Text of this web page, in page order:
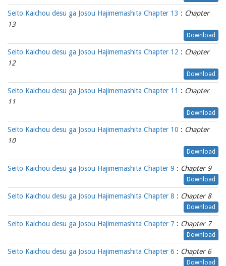
Seito Kaichou desu ga Josou Hajimemashita Chapter 13 : Chapter
13
Download
Seito Kaichou desu ga Josou Hajimemashita Chapter 12 : Chapter
12
Download
Seito Kaichou desu ga Josou Hajimemashita Chapter 11 : Chapter
11
Download
Seito Kaichou desu ga Josou Hajimemashita Chapter 10 : Chapter
10
Download
Seito Kaichou desu ga Josou Hajimemashita Chapter 9 : Chapter 9
Download
Seito Kaichou desu ga Josou Hajimemashita Chapter 8 : Chapter 8
Download
Seito Kaichou desu ga Josou Hajimemashita Chapter 7 : Chapter 7
Download
Seito Kaichou desu ga Josou Hajimemashita Chapter 6 : Chapter 6
Download